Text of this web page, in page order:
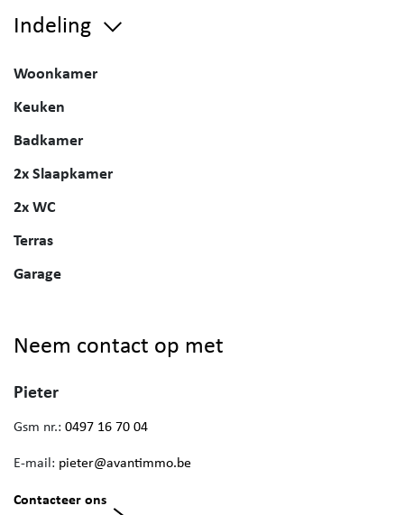
Indeling
Woonkamer
Keuken
Badkamer
2x Slaapkamer
2x WC
Terras
Garage
Neem contact op met
Pieter
Gsm nr.: 0497 16 70 04
E-mail: pieter@avantimmo.be
Contacteer ons